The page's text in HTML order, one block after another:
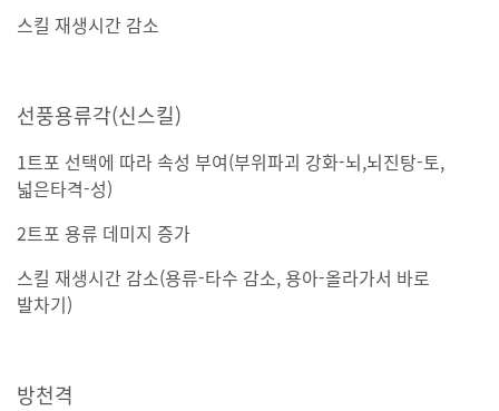
스킬 재생시간 감소
선풍용류각(신스킬)
1트포 선택에 따라 속성 부여(부위파괴 강화-뇌,뇌진탕-토,
넓은타격-성)
2트포 용류 데미지 증가
스킬 재생시간 감소(용류-타수 감소, 용아-올라가서 바로
발차기)
방천격